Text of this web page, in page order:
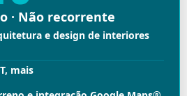
· Não recorrente
e design de interiores
mais